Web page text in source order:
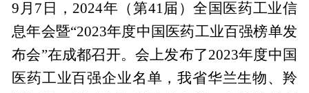
9月7日，2024年（第41届）全国医药工业信
息年会暨“2023年度中国医药工业百强榜单发
布会”在成都召开。会上发布了2023年度中国
医药工业百强企业名单，我省华兰生物、羚